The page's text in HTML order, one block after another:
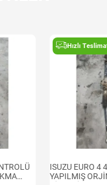
Hızlı
ISUZU EURO 4
YAPILMIŞ